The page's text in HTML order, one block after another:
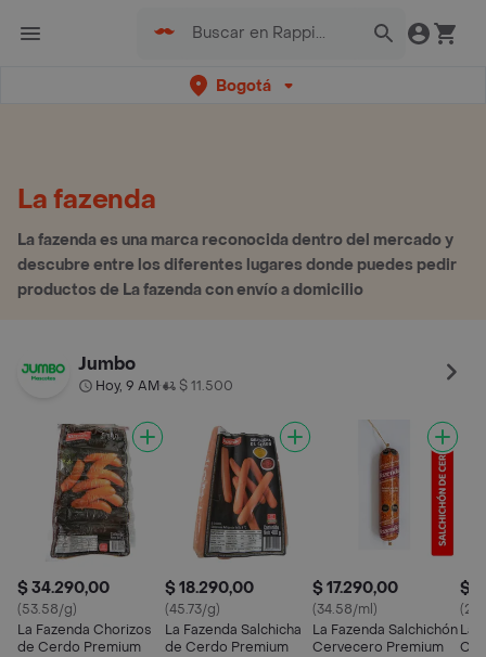
Bogotá
La fazenda
La fazenda es una marca reconocida dentro del mercado y
descubre entre los diferentes lugares donde puedes pedir
productos de La fazenda con envío a domicilio
Jumbo
Hoy, 9 AM• $ 11.500
$ 34.290,00
(53.58/g)
La Fazenda Chorizos
de Cerdo Premium
$ 18.290,00
(45.73/g)
La Fazenda Salchicha
de Cerdo Premium
$ 17.290,00
(34.58/ml)
La Fazenda Salchichón
Cervecero Premium
$
La